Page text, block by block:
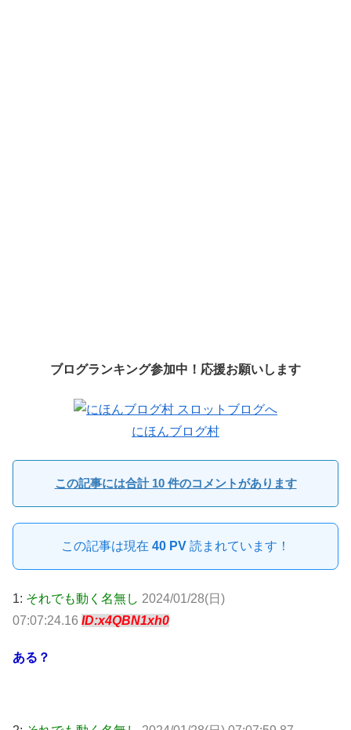
ブログランキング参加中！応援お願いします
にほんブログ村
この記事には合計 10 件のコメントがあります
この記事は現在 40 PV 読まれています！
1: それでも動く名無し 2024/01/28(日)
07:07:24.16 ID:x4QBN1xh0
ある？